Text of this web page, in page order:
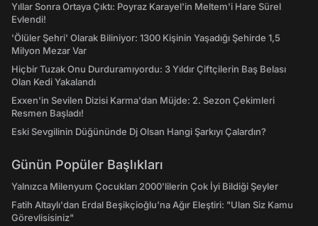
Yıllar Sonra Ortaya Çıktı: Poyraz Karayel'in Meltem'i Hare Sürel
Evlendi!
'Ölüler Şehri' Olarak Biliniyor: 1300 Kişinin Yaşadığı Şehirde 1,5
Milyon Mezar Var
Hiçbir Tuzak Onu Durduramıyordu: 3 Yıldır Çiftçilerin Baş Belası
Olan Kedi Yakalandı
Exxen'in Sevilen Dizisi Karma'dan Müjde: 2. Sezon Çekimleri
Resmen Başladı!
Eski Sevgilinin Düğününde Dj Olsan Hangi Şarkıyı Çalardın?
Günün Popüler Başlıkları
Yalnızca Milenyum Çocukları 2000'lilerin Çok İyi Bildiği Şeyler
Fatih Altaylı'dan Erdal Beşikçioğlu'na Ağır Eleştiri: "Ulan Siz Kamu
Görevlisisiniz"